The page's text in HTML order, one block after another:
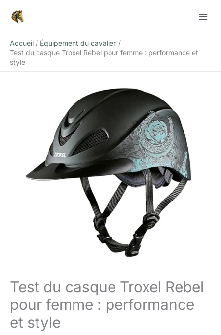
Accueil
Équipement du cavalier
Test du casque Troxel Rebel pour femme : performance et
style
Test du casque Troxel Rebel
pour femme : performance
et style